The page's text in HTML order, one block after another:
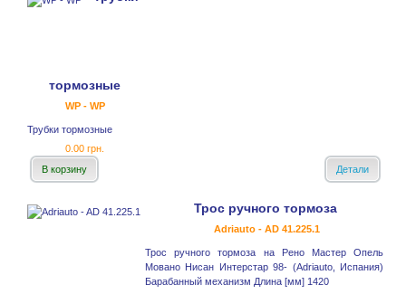
тормозные
WP - WP
Трубки тормозные
0.00 грн.
В корзину
Детали
Трос ручного тормоза
Adriauto - AD 41.225.1
Трос ручного тормоза на Рено Мастер Опель
Мовано Нисан Интерстар 98- (Adriauto, Испания)
Барабанный механизм Длина [мм] 1420